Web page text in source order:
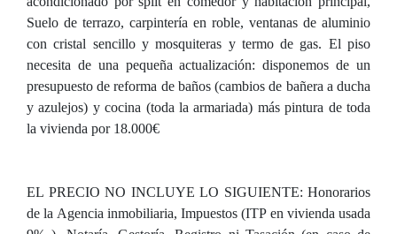
Suelo de terrazo, carpintería en roble, ventanas de aluminio
con cristal sencillo y mosquiteras y termo de gas. El piso
necesita de una pequeña actualización: disponemos de un
presupuesto de reforma de baños (cambios de bañera a ducha
y azulejos) y cocina (toda la armariada) más pintura de toda
la vivienda por 18.000€
EL PRECIO NO INCLUYE LO SIGUIENTE: Honorarios
de la Agencia inmobiliaria, Impuestos (ITP en vivienda usada